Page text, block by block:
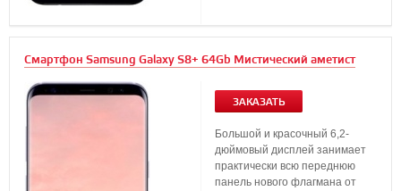
Смартфон Samsung Galaxy S8+ 64Gb Мистический аметист
ЗАКАЗАТЬ
Большой и красочный 6,2-
дюймовый дисплей занимает
практически всю переднюю
панель нового флагмана от